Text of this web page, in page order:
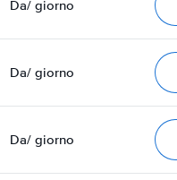
Da/ giorno
Da/ giorno
Da/ giorno